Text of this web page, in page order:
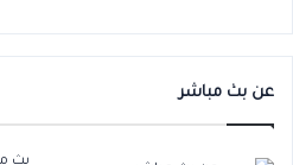
عن بث مباشر
بث